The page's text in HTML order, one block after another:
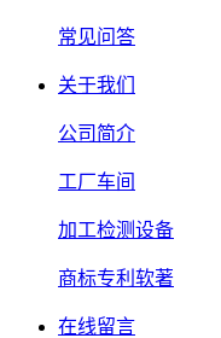
常见问答
关于我们
公司简介
工厂车间
加工检测设备
商标专利软著
在线留言